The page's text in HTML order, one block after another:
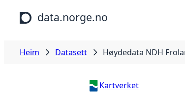
Hopp til hovudinnhald
data.norge.no
Heim Datasett Høydedata NDH
Kartverket